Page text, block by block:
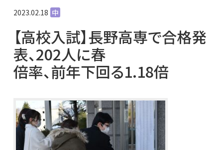
2023.02.18 中
【高校入試】長野高専で合格発
表、202人に春
倍率、前年下回る1.18倍